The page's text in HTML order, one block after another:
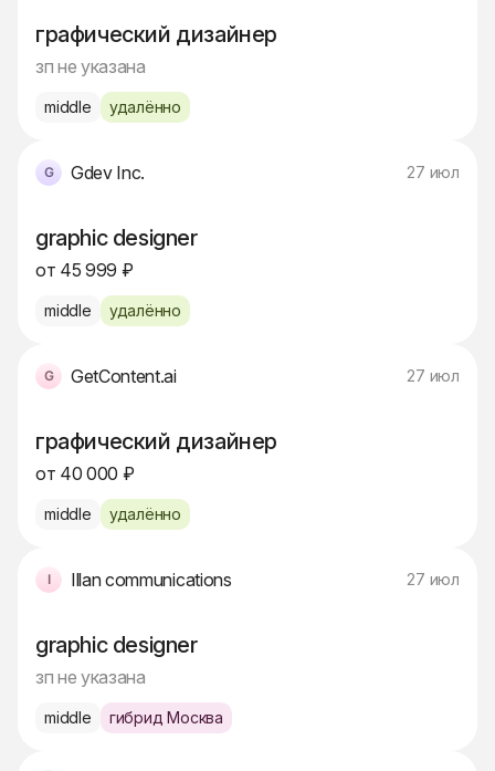
графический дизайнер
зп не указана
middle удалённо
Gdev Inc. 27 июл
graphic designer
от 45 999 ₽
middle удалённо
GetContent.ai 27 июл
графический дизайнер
от 40 000 ₽
middle удалённо
Illan communications 27 июл
graphic designer
зп не указана
middle гибрид Москва